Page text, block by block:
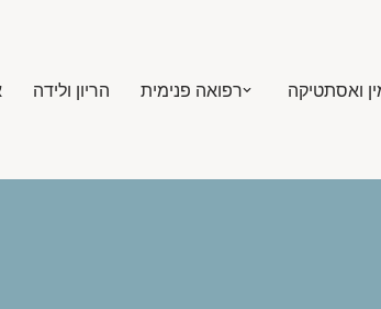
ואסתטיקה רפואה פנימית הריון ולידה